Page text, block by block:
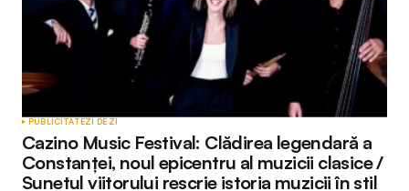
PUBLICITATEZI DE ZI
Cazino Music Festival: Clădirea legendară a
Constanței, noul epicentru al muzicii clasice /
Sunetul viitorului rescrie istoria muzicii în stil